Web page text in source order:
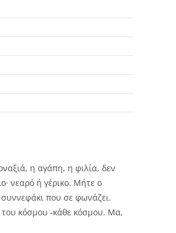
η αγάπη, η φιλία, δεν
νεαρό ή γέρικο. Μήτε ο
που σε φωνάζει.
του κόσμου -κάθε κόσμου. Μα,